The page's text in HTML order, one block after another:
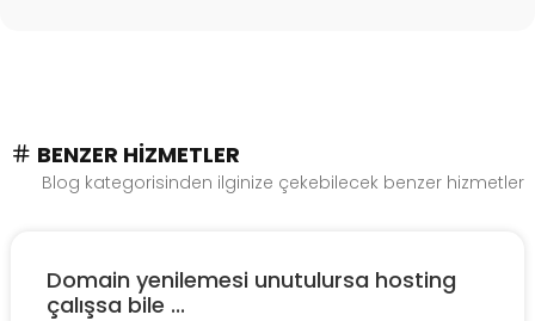
BENZER HIZMETLER
Blog kategorisinden ilginize çekebilecek benzer hizmetler
Domain yenilemesi unutulursa hosting
çalışsa bile ...